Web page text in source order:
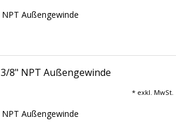
Außengewinde
8" NPT Außengewinde
Außengewinde
* exkl. MwSt.